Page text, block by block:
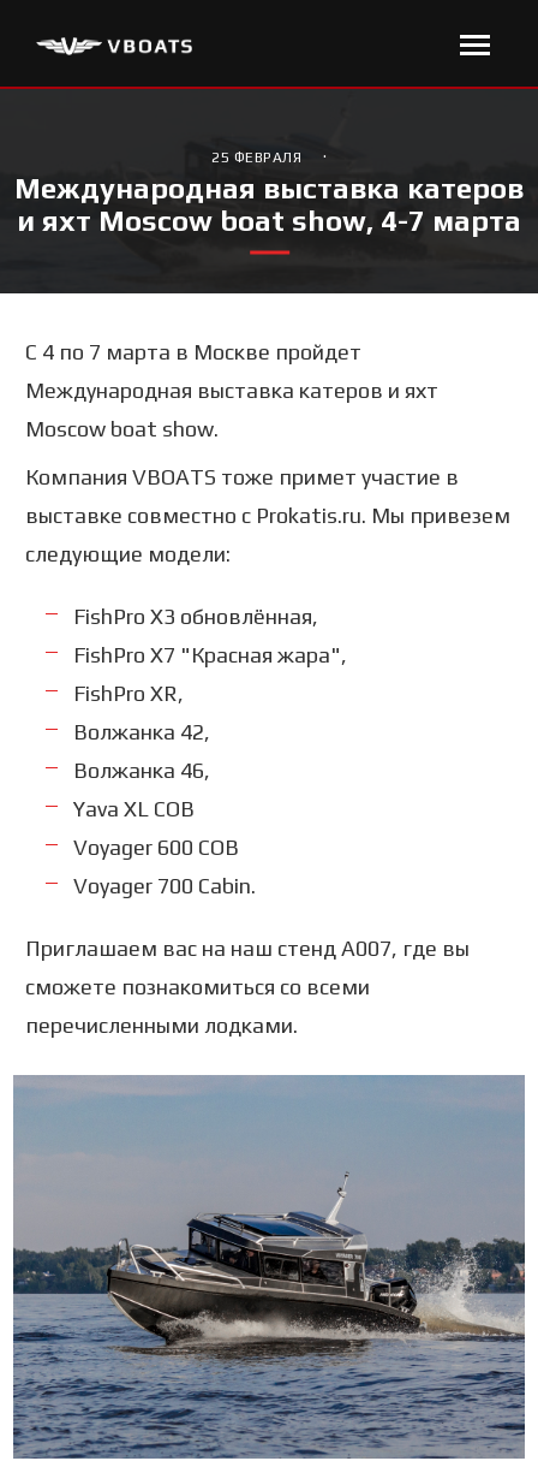
25 ФЕВРАЛЯ ·
Международная выставка катеров
и яхт Moscow boat show, 4-7 марта
С 4 по 7 марта в Москве пройдет
Международная выставка катеров и яхт
Moscow boat show.
Компания VBOATS тоже примет участие в
выставке совместно с Prokatis.ru. Мы привезем
следующие модели:
FishPro X3 обновлённая,
FishPro X7 "Красная жара",
FishPro XR,
Волжанка 42,
Волжанка 46,
Yava XL COB
Voyager 600 COB
Voyager 700 Cabin.
Приглашаем вас на наш стенд А007, где вы
сможете познакомиться со всеми
перечисленными лодками.